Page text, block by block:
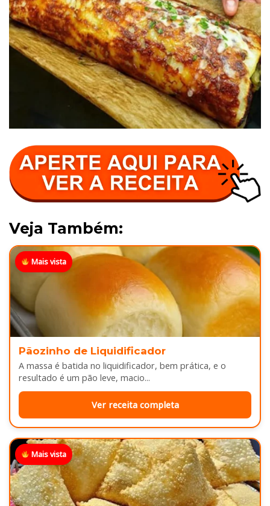
Veja Também:
Mais vista
Pãozinho de Liquidificador
A massa é batida no liquidificador, bem prática, e o
resultado é um pão leve, macio...
Ver receita completa
Mais vista